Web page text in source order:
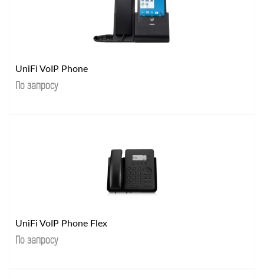
UniFi VoIP Phone
По запросу
UniFi VoIP Phone Flex
По запросу